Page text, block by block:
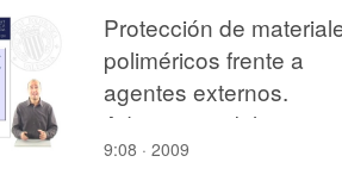
Protección de
poliméricos frente a
agentes externos.
Aditivos estabilizantes
la luz
9:08 · 2009